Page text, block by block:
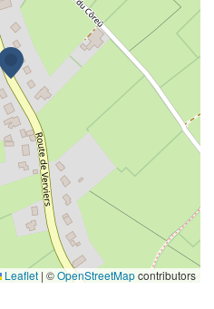
Leaflet | ©OpenStreetMapcontributors